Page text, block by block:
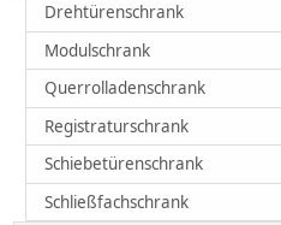
Drehtürenschrank
Modulschrank
Querrolladenschrank
Registraturschrank
Schiebetürenschrank
Schließfachschrank